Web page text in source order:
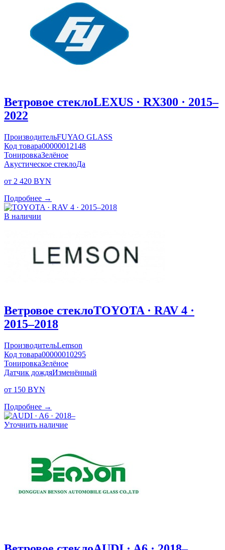
Ветровое стеклоLEXUS · RX300 · 2015–
2022
ПроизводительFUYAO GLASS
Код товара00000012148
ТонировкаЗелёное
Акустическое стеклоДа
от 2 420 BYN
Подробнее →
В наличии
Ветровое стеклоTOYOTA · RAV 4 ·
2015–2018
ПроизводительLemson
Код товара00000010295
ТонировкаЗелёное
Датчик дождяИзменённый
от 150 BYN
Подробнее →
Уточнить наличие